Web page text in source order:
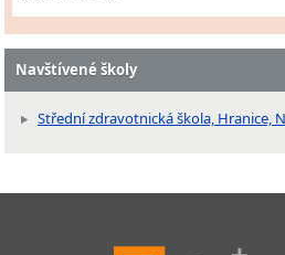
Navštívené školy
Střední zdravotnická škola, Hranice,